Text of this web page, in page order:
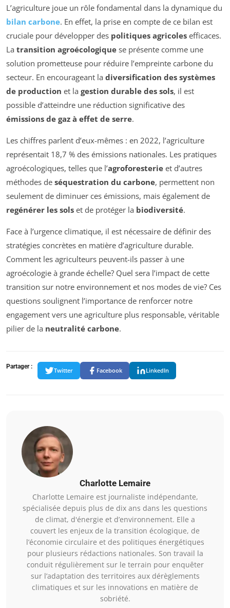
L’agriculture joue un rôle fondamental dans la dynamique du
bilan carbone. En effet, la prise en compte de ce bilan est
cruciale pour développer des politiques agricoles efficaces.
La transition agroécologique se présente comme une
solution prometteuse pour réduire l’empreinte carbone du
secteur. En encourageant la diversification des systèmes
de production et la gestion durable des sols, il est
possible d’atteindre une réduction significative des
émissions de gaz à effet de serre.
Les chiffres parlent d’eux-mêmes : en 2022, l’agriculture
représentait 18,7 % des émissions nationales. Les pratiques
agroécologiques, telles que l’agroforesterie et d’autres
méthodes de séquestration du carbone, permettent non
seulement de diminuer ces émissions, mais également de
regénérer les sols et de protéger la biodiversité.
Face à l’urgence climatique, il est nécessaire de définir des
stratégies concrètes en matière d’agriculture durable.
Comment les agriculteurs peuvent-ils passer à une
agroécologie à grande échelle? Quel sera l’impact de cette
transition sur notre environnement et nos modes de vie? Ces
questions soulignent l’importance de renforcer notre
engagement vers une agriculture plus responsable, véritable
pilier de la neutralité carbone.
Partager :
Twitter Facebook LinkedIn
Charlotte Lemaire
Charlotte Lemaire est journaliste indépendante,
spécialisée depuis plus de dix ans dans les questions
de climat, d'énergie et d’environnement. Elle a
couvert les enjeux de la transition écologique, de
l’économie circulaire et des politiques énergétiques
pour plusieurs rédactions nationales. Son travail la
conduit régulièrement sur le terrain pour enquêter
sur l’adaptation des territoires aux dérèglements
climatiques et sur les innovations en matière de
sobriété.